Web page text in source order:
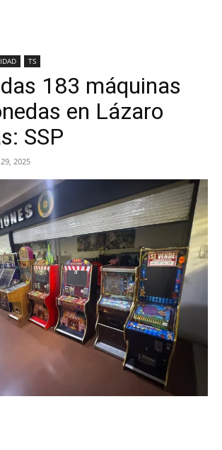
TS
183 máquinas
en Lázaro
SSP
2025